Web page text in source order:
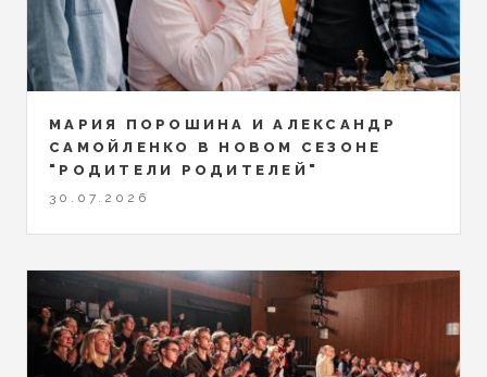
МАРИЯ ПОРОШИНА И АЛЕКСАНДР
САМОЙЛЕНКО В НОВОМ СЕЗОНЕ
"РОДИТЕЛИ РОДИТЕЛЕЙ"
30.07.2026